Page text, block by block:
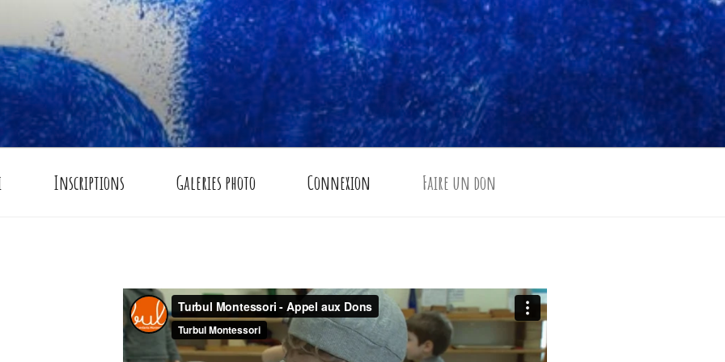
à Montreuil (93)
Inscriptions Galeries photo Connexion Faire un don